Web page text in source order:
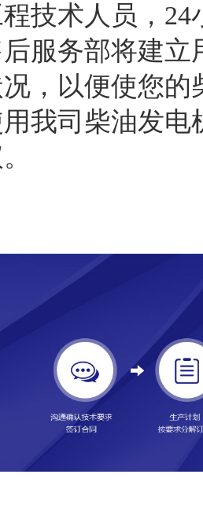
技术人员，
服务部将建
，以便使您
我司柴油发